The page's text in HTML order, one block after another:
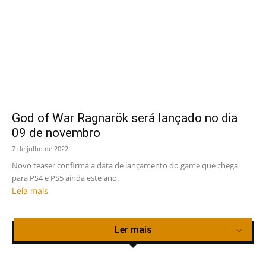
God of War Ragnarök será lançado no dia
09 de novembro
7 de julho de 2022
Novo teaser confirma a data de lançamento do game que chega
para PS4 e PS5 ainda este ano.
Leia mais
Ler mais